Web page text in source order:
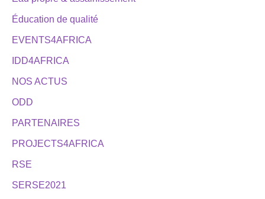
Éducation de qualité
EVENTS4AFRICA
IDD4AFRICA
NOS ACTUS
ODD
PARTENAIRES
PROJECTS4AFRICA
RSE
SERSE2021